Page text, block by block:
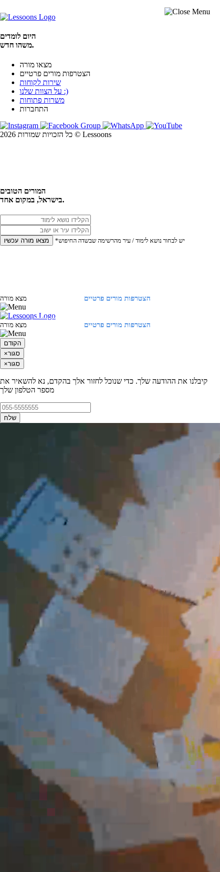
היום לומדים
משהו חדש.
מצאו מורה
הצטרפות מורים פרטיים
שירות לקוחות
על הצוות שלנו :)
משרות פתוחות
התחברות
כל הזכויות שמורות 2026 © Lessoons
המורים הטובים
בישראל, במקום אחד.
מצאו מורה עכשיו *יש לבחור נושא לימוד / עיר מהרשימה שבשדה החיפוש
הצטרפות מורים פרטיים מצא מורה
הצטרפות מורים פרטיים מצא מורה
הקודם
×סגור
×סגור
קיבלנו את ההודעה שלך. כדי שנוכל לחזור אלך בהקדם, נא להשאיר את
מספר הטלפון שלך
שלח